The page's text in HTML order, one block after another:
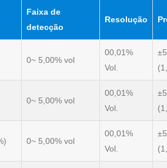
Faixa de
detecção
Resolução
0~ 5,00% vol
00,01%
Vol.
0~ 5,00% vol
00,01%
Vol.
0~ 5,00% vol
00,01%
Vol.